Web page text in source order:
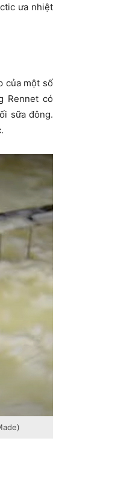
ưa nhiệt
của một số
Rennet có
sữa đông.